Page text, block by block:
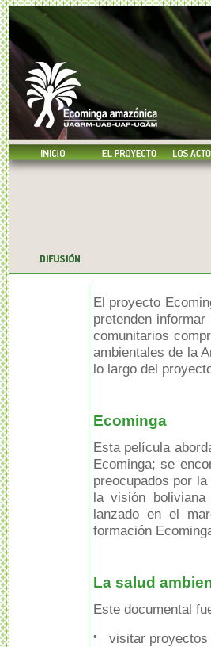
El proyecto
pretenden
comunitarios
ambientales de la
lo largo del
Ecominga
Esta película
Ecominga; se
preocupados por
la visión
lanzado en el
formación
La salud
Este documental
• visitar proyectos